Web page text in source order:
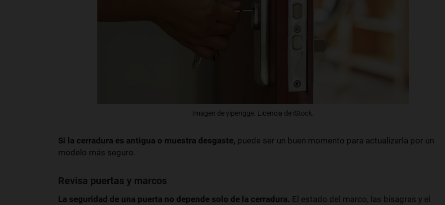
Imagen de yipengge. Licencia de iStock.
Si la cerradura es antigua o muestra desgaste, puede ser un buen momento para actualizarla por un
modelo más seguro.
Revisa puertas y marcos
La seguridad de una puerta no depende solo de la cerradura. El estado del marco, las bisagras y el